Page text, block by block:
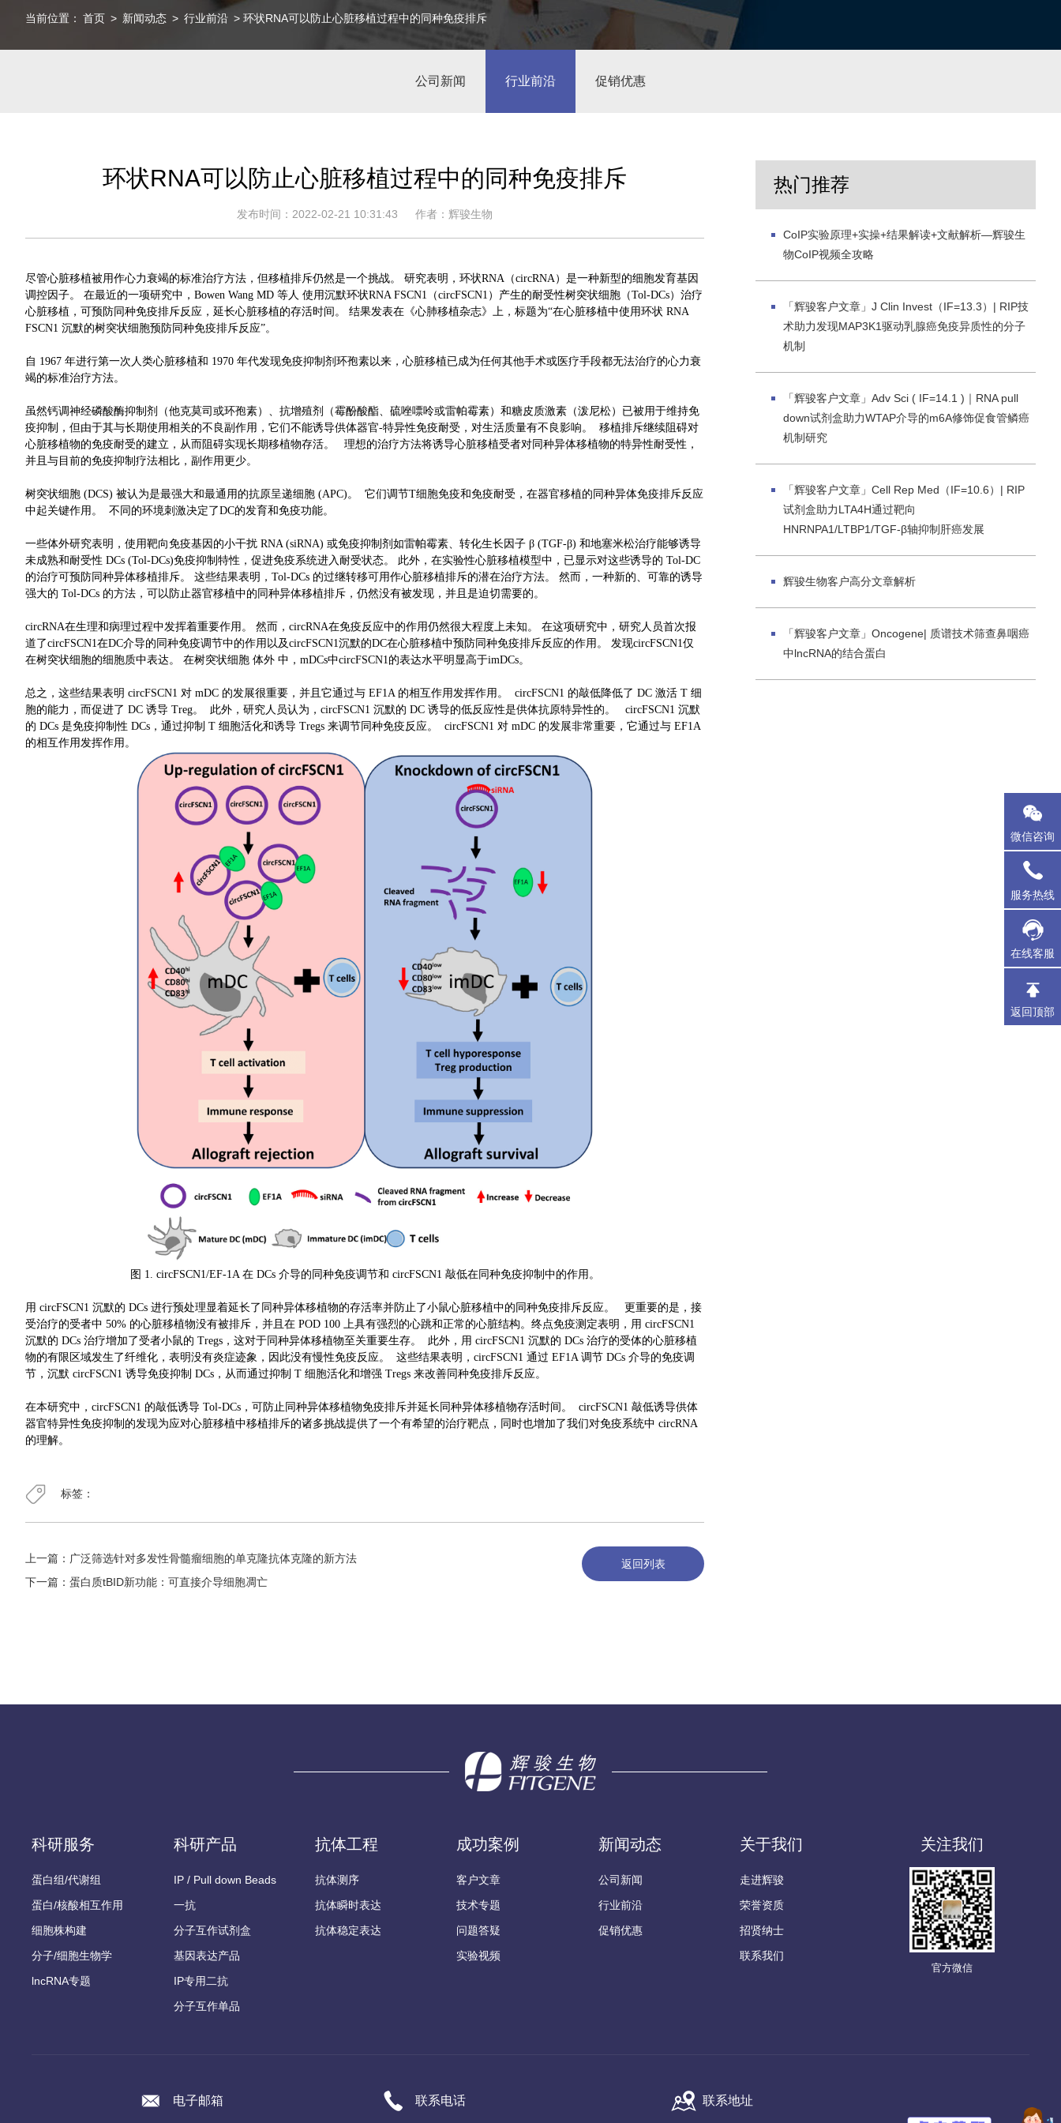
当前位置： 首页 > 新闻动态 > 行业前沿 > 环状RNA可以防止心脏移植过程中的同种免疫排斥
公司新闻 行业前沿 促销优惠
环状RNA可以防止心脏移植过程中的同种免疫排斥
发布时间：2022-02-21 10:31:43 作者：辉骏生物
尽管心脏移植被用作心力衰竭的标准治疗方法，但移植排斥仍然是一个挑战。 研究表明，环状RNA（circRNA）是一种新型的细胞发育基因
调控因子。 在最近的一项研究中，Bowen Wang MD 等人 使用沉默环状RNA FSCN1（circFSCN1）产生的耐受性树突状细胞（Tol-DCs）治疗
心脏移植，可预防同种免疫排斥反应，延长心脏移植的存活时间。 结果发表在《心肺移植杂志》上，标题为“在心脏移植中使用环状 RNA
FSCN1 沉默的树突状细胞预防同种免疫排斥反应”。
自 1967 年进行第一次人类心脏移植和 1970 年代发现免疫抑制剂环孢素以来，心脏移植已成为任何其他手术或医疗手段都无法治疗的心力衰
竭的标准治疗方法。
虽然钙调神经磷酸酶抑制剂（他克莫司或环孢素）、抗增殖剂（霉酚酸酯、硫唑嘌呤或雷帕霉素）和糖皮质激素（泼尼松）已被用于维持免
疫抑制，但由于其与长期使用相关的不良副作用，它们不能诱导供体器官-特异性免疫耐受，对生活质量有不良影响。 移植排斥继续阻碍对
心脏移植物的免疫耐受的建立，从而阻碍实现长期移植物存活。 理想的治疗方法将诱导心脏移植受者对同种异体移植物的特异性耐受性，
并且与目前的免疫抑制疗法相比，副作用更少。
树突状细胞 (DCS) 被认为是最强大和最通用的抗原呈递细胞 (APC)。 它们调节T细胞免疫和免疫耐受，在器官移植的同种异体免疫排斥反应
中起关键作用。 不同的环境刺激决定了DC的发育和免疫功能。
一些体外研究表明，使用靶向免疫基因的小干扰 RNA (siRNA) 或免疫抑制剂如雷帕霉素、转化生长因子 β (TGF-β) 和地塞米松治疗能够诱导
未成熟和耐受性 DCs (Tol-DCs)免疫抑制特性，促进免疫系统进入耐受状态。 此外，在实验性心脏移植模型中，已显示对这些诱导的 Tol-DC
的治疗可预防同种异体移植排斥。 这些结果表明，Tol-DCs 的过继转移可用作心脏移植排斥的潜在治疗方法。 然而，一种新的、可靠的诱导
强大的 Tol-DCs 的方法，可以防止器官移植中的同种异体移植排斥，仍然没有被发现，并且是迫切需要的。
circRNA在生理和病理过程中发挥着重要作用。 然而，circRNA在免疫反应中的作用仍然很大程度上未知。 在这项研究中，研究人员首次报
道了circFSCN1在DC介导的同种免疫调节中的作用以及circFSCN1沉默的DC在心脏移植中预防同种免疫排斥反应的作用。 发现circFSCN1仅
在树突状细胞的细胞质中表达。 在树突状细胞 体外 中，mDCs中circFSCN1的表达水平明显高于imDCs。
总之，这些结果表明 circFSCN1 对 mDC 的发展很重要，并且它通过与 EF1A 的相互作用发挥作用。 circFSCN1 的敲低降低了 DC 激活 T 细
胞的能力，而促进了 DC 诱导 Treg。 此外，研究人员认为，circFSCN1 沉默的 DC 诱导的低反应性是供体抗原特异性的。 circFSCN1 沉默
的 DCs 是免疫抑制性 DCs，通过抑制 T 细胞活化和诱导 Tregs 来调节同种免疫反应。 circFSCN1 对 mDC 的发展非常重要，它通过与 EF1A
的相互作用发挥作用。
图 1. circFSCN1/EF-1A 在 DCs 介导的同种免疫调节和 circFSCN1 敲低在同种免疫抑制中的作用。
用 circFSCN1 沉默的 DCs 进行预处理显着延长了同种异体移植物的存活率并防止了小鼠心脏移植中的同种免疫排斥反应。 更重要的是，接
受治疗的受者中 50% 的心脏移植物没有被排斥，并且在 POD 100 上具有强烈的心跳和正常的心脏结构。终点免疫测定表明，用 circFSCN1
沉默的 DCs 治疗增加了受者小鼠的 Tregs，这对于同种异体移植物至关重要生存。 此外，用 circFSCN1 沉默的 DCs 治疗的受体的心脏移植
物的有限区域发生了纤维化，表明没有炎症迹象，因此没有慢性免疫反应。 这些结果表明，circFSCN1 通过 EF1A 调节 DCs 介导的免疫调
节，沉默 circFSCN1 诱导免疫抑制 DCs，从而通过抑制 T 细胞活化和增强 Tregs 来改善同种免疫排斥反应。
在本研究中，circFSCN1 的敲低诱导 Tol-DCs，可防止同种异体移植物免疫排斥并延长同种异体移植物存活时间。 circFSCN1 敲低诱导供体
器官特异性免疫抑制的发现为应对心脏移植中移植排斥的诸多挑战提供了一个有希望的治疗靶点，同时也增加了我们对免疫系统中 circRNA
的理解。
标签：
上一篇： 广泛筛选针对多发性骨髓瘤细胞的单克隆抗体克隆的新方法
下一篇： 蛋白质tBID新功能：可直接介导细胞凋亡
返回列表
热门推荐
CoIP实验原理+实操+结果解读+文献解析—辉骏生
物CoIP视频全攻略
「辉骏客户文章」J Clin Invest（IF=13.3）| RIP技
术助力发现MAP3K1驱动乳腺癌免疫异质性的分子
机制
「辉骏客户文章」Adv Sci ( IF=14.1 )｜RNA pull
down试剂盒助力WTAP介导的m6A修饰促食管鳞癌
机制研究
「辉骏客户文章」Cell Rep Med（IF=10.6）| RIP
试剂盒助力LTA4H通过靶向
HNRNPA1/LTBP1/TGF-β轴抑制肝癌发展
辉骏生物客户高分文章解析
「辉骏客户文章」Oncogene| 质谱技术筛查鼻咽癌
中lncRNA的结合蛋白
科研服务
蛋白组/代谢组
蛋白/核酸相互作用
细胞株构建
分子/细胞生物学
lncRNA专题
科研产品
IP / Pull down Beads
一抗
分子互作试剂盒
基因表达产品
IP专用二抗
分子互作单品
抗体工程
抗体测序
抗体瞬时表达
抗体稳定表达
成功案例
客户文章
技术专题
问题答疑
实验视频
新闻动态
公司新闻
行业前沿
促销优惠
关于我们
走进辉骏
荣誉资质
招贤纳士
联系我们
关注我们
官方微信
电子邮箱 联系电话 联系地址
微信咨询
服务热线
在线客服
返回顶部